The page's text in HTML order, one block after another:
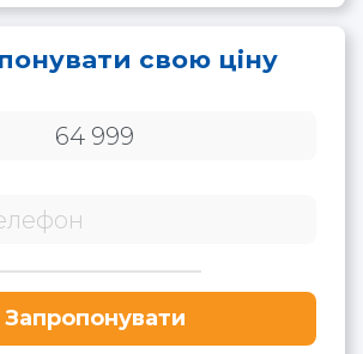
свою ціну
Запропонувати